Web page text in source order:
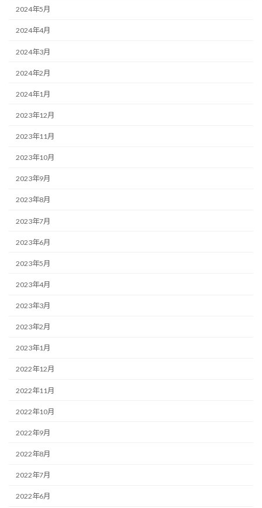
2024年5月
2024年4月
2024年3月
2024年2月
2024年1月
2023年12月
2023年11月
2023年10月
2023年9月
2023年8月
2023年7月
2023年6月
2023年5月
2023年4月
2023年3月
2023年2月
2023年1月
2022年12月
2022年11月
2022年10月
2022年9月
2022年8月
2022年7月
2022年6月